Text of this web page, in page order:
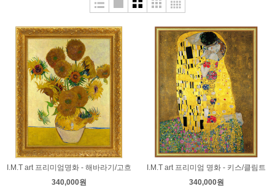
에곤쉴레 엘그레코 와토
카날레토 카라바죠 카바넬 카사트 카유보트 칸딘스키
컨스터블 코로 코트 쿠르베 클레 클림트 터너 티쏘
티치아노 팡탱 라투르 푸생 프라고나르 프리드리히 피사로
하예츠 호머 호베마 호쿠사이 기타 화가
I.M.T art 프리미엄명화 - 해바라기/고흐
340,000원
I.M.T art 프리미엄 명화 - 키스/클림트
340,000원